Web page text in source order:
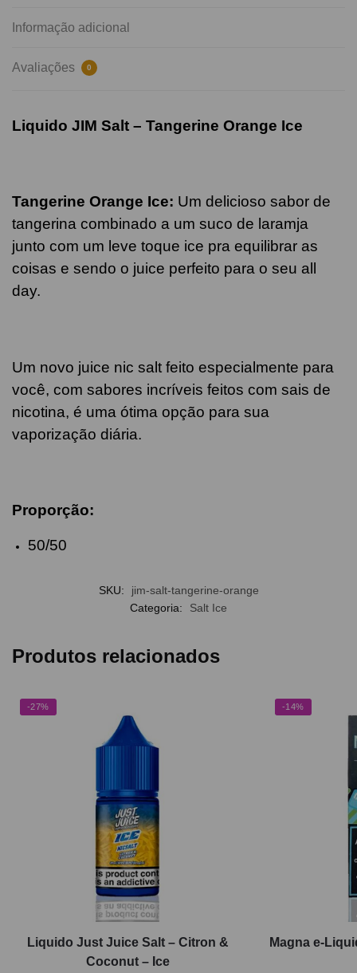
Informação adicional
Avaliações 0
Liquido JIM Salt – Tangerine Orange Ice
Tangerine Orange Ice: Um delicioso sabor de
tangerina combinado a um suco de laramja
junto com um leve toque ice pra equilibrar as
coisas e sendo o juice perfeito para o seu all
day.
Um novo juice nic salt feito especialmente para
você, com sabores incríveis feitos com sais de
nicotina, é uma ótima opção para sua
vaporização diária.
Proporção:
50/50
SKU:
jim-salt-tangerine-orange
Categoria:
Salt Ice
Produtos relacionados
-27%
Liquido Just Juice Salt – Citron &
Coconut – Ice
-14%
Magna e-